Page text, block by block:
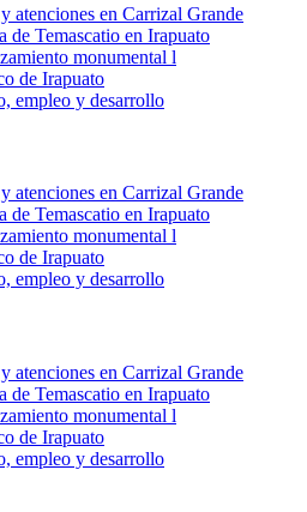
atenciones en Carrizal Grande
de Temascatio en Irapuato
monumental l
de Irapuato
empleo y desarrollo
atenciones en Carrizal Grande
de Temascatio en Irapuato
monumental l
de Irapuato
empleo y desarrollo
atenciones en Carrizal Grande
de Temascatio en Irapuato
monumental l
de Irapuato
empleo y desarrollo